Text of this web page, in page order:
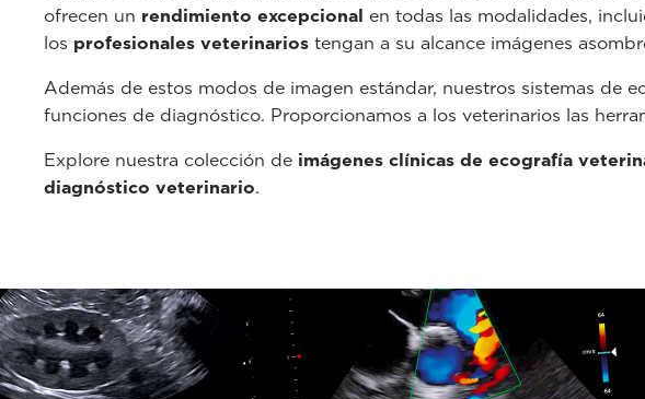
ofrecen un rendimiento excepcional en todas las modalidades,
los profesionales veterinarios tengan a su alcance imágenes
Además de estos modos de imagen estándar, nuestros sistemas de
funciones de diagnóstico. Proporcionamos a los veterinarios las
Explore nuestra colección de imágenes clínicas de ecografía
diagnóstico veterinario.